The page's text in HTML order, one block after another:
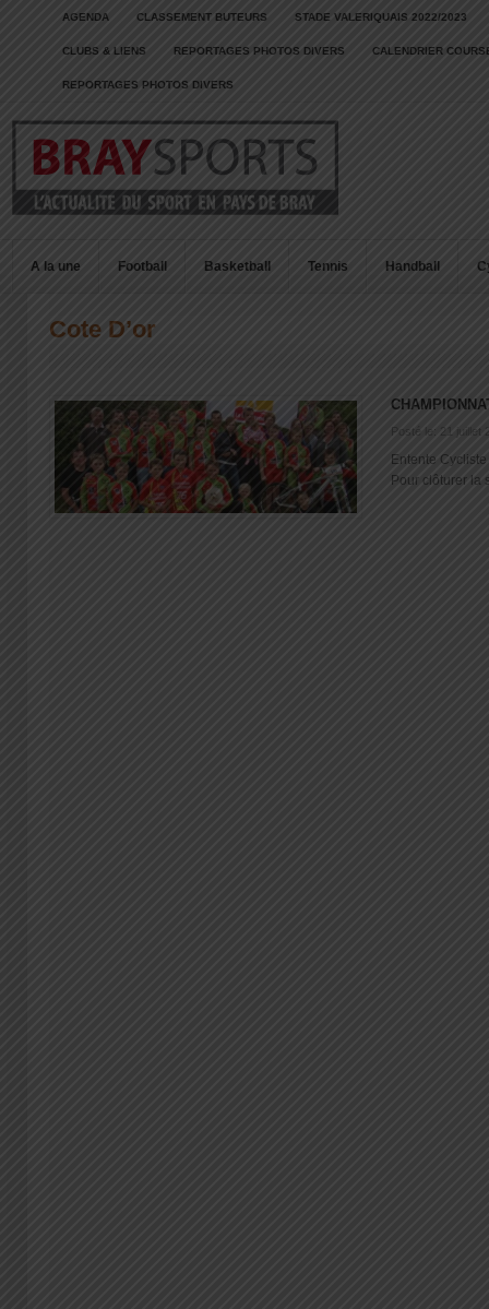
AGENDA CLASSEMENT BUTEURS STADE VALERIQUAIS 2022/2023
CLUBS & LIENS REPORTAGES PHOTOS DIVERS CALENDRIER
REPORTAGES PHOTOS DIVERS
A la une Football Basketball Tennis Handball
Cote D’or
Posté le: 21 juillet
Entente
Pour clôturer la